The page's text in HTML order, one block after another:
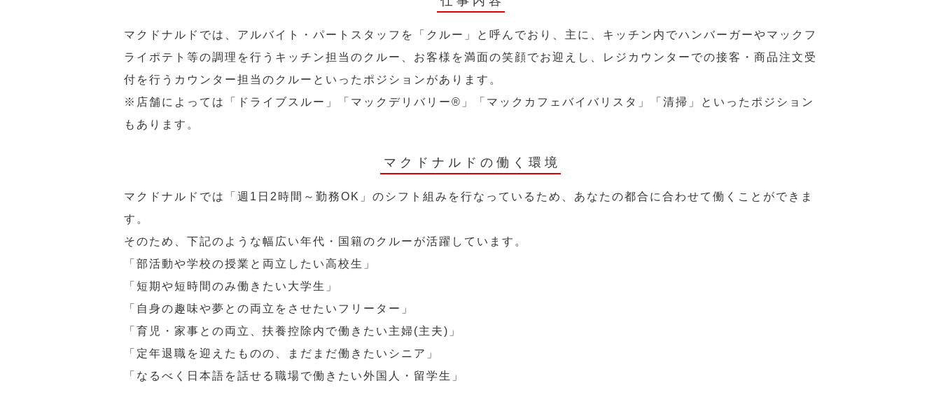
マクドナルドでは、アルバイト・パートスタッフを「クルー」と呼んでおり、主に、キッチン内でハンバーガーやマックフ
ライポテト等の調理を行うキッチン担当のクルー、お客様を満面の笑顔でお迎えし、レジカウンターでの接客・商品注文受
付を行うカウンター担当のクルーといったポジションがあります。
※店舗によっては「ドライブスルー」「マックデリバリー®︎」「マックカフェバイバリスタ」「清掃」といったポジション
もあります。
マクドナルドの働く環境
マクドナルドでは「週1日2時間～勤務OK」のシフト組みを行なっているため、あなたの都合に合わせて働くことができま
す。
そのため、下記のような幅広い年代・国籍のクルーが活躍しています。
「部活動や学校の授業と両立したい高校生」
「短期や短時間のみ働きたい大学生」
「自身の趣味や夢との両立をさせたいフリーター」
「育児・家事との両立、扶養控除内で働きたい主婦(主夫)」
「定年退職を迎えたものの、まだまだ働きたいシニア」
「なるべく日本語を話せる職場で働きたい外国人・留学生」